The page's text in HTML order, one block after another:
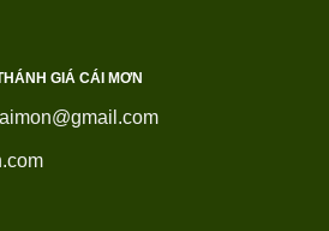
GIÁ CÁI MƠN